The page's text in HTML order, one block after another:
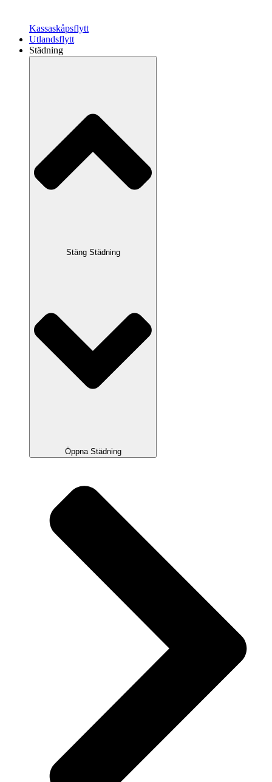
Kassaskåpsflytt
Utlandsflytt
Städning
Stäng Städning
Öppna Städning